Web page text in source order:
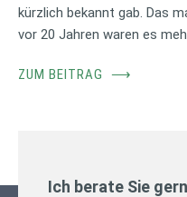
kürzlich bekannt gab. Das
vor 20 Jahren waren es
ZUM BEITRAG ⟶
Ich berate Sie